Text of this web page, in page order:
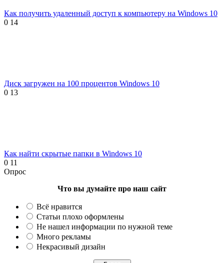
Как получить удаленный доступ к компьютеру на Windows 10
0 14
Диск загружен на 100 процентов Windows 10
0 13
Как найти скрытые папки в Windows 10
0 11
Опрос
Что вы думайте про наш сайт
Всё нравится
Статьи плохо оформлены
Не нашел информации по нужной теме
Много рекламы
Некрасивый дизайн